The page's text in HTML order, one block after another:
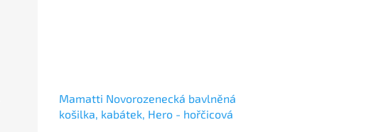
Mamatti Novorozenecká bavlněná
košilka, kabátek, Hero - hořčicová